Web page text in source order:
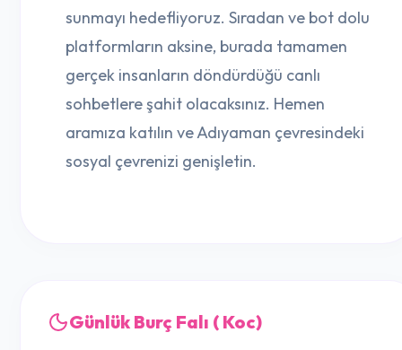
sunmayı hedefliyoruz. Sıradan ve bot dolu
platformların aksine, burada tamamen
gerçek insanların döndürdüğü canlı
sohbetlere şahit olacaksınız. Hemen
aramıza katılın ve Adıyaman çevresindeki
sosyal çevrenizi genişletin.
Günlük Burç Falı ( Koc)